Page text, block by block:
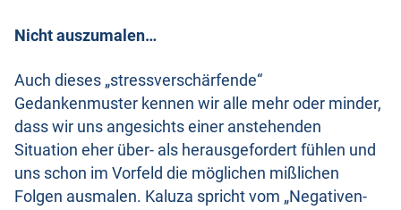
Nicht auszumalen…
Auch dieses „stressverschärfende“
Gedankenmuster kennen wir alle mehr oder minder,
dass wir uns angesichts einer anstehenden
Situation eher über- als herausgefordert fühlen und
uns schon im Vorfeld die möglichen mißlichen
Folgen ausmalen. Kaluza spricht vom „Negativen-